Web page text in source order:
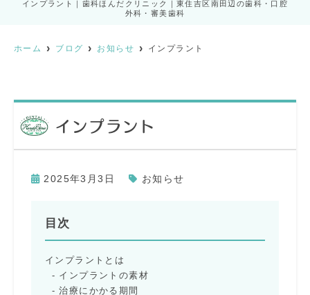
インプラント｜歯科ほんだクリニック｜東住吉区南田辺の歯科・口腔
外科・審美歯科
ホーム ブログ お知らせ インプラント
インプラント
2025年3月3日 お知らせ
目次
インプラントとは
インプラントの素材
治療にかかる期間